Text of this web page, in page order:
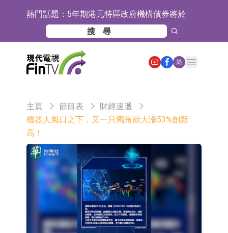
熱門話題： 5年期港元特區政府機構債券將於
2026年8月12日透過重開進行投標
1年期港元隔夜平均指數掛鉤債券將
於2026年8月12日進行投標
香港證監會就中國糖果前高管的失當
行為取得13年取消資格令
【異動股】港股跌幅榜前十，融信中
團(02215.HK)跌35.71%
統工程股權(02902.HK)漲+218.75%，
地緯智能：暫未開展對外的語料商業
PCB、電子元器件等電子及機械產業
鏈一站式研發智造服務
工信部：鼓勵民爆企業依法依規實施
重組整合
工信部：到2030年形成3-5家具有較
強國際運營能力的大型民爆企業集團
因美納：首批由中國生產製造基地生
產的本土化產品完成客戶交付
魯陽節能：公司汽車襯墊 CCMAX、
简
Open main menu
主頁 節目表
財經速遞
機器人風口之下，又一只獨角獸大漲53%創新
高！